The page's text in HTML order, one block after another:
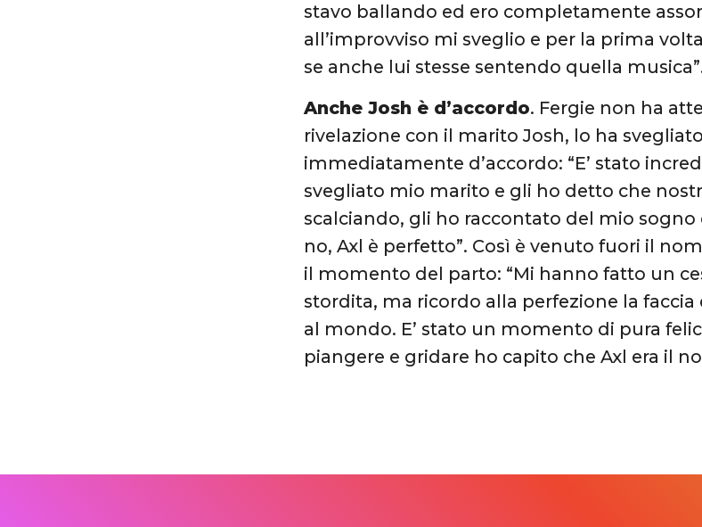
stavo ballando ed ero completamente
all’improvviso mi sveglio e per la prima
se anche lui stesse sentendo quella
Anche Josh è d’accordo. Fergie non ha
rivelazione con il marito Josh, lo ha
immediatamente d’accordo: “E’ stato
svegliato mio marito e gli ho detto che
scalciando, gli ho raccontato del mio
no, Axl è perfetto”. Così è venuto fuori il
il momento del parto: “Mi hanno fatto un
stordita, ma ricordo alla perfezione la
al mondo. E’ stato un momento di pura
piangere e gridare ho capito che Axl era il